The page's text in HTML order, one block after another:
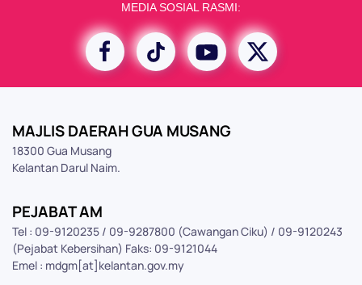
MEDIA SOSIAL RASMI:
MAJLIS DAERAH GUA MUSANG
18300 Gua Musang
Kelantan Darul Naim.
PEJABAT AM
Tel : 09-9120235 / 09-9287800 (Cawangan Ciku) / 09-9120243
(Pejabat Kebersihan) Faks: 09-9121044
Emel : mdgm[at]kelantan.gov.my